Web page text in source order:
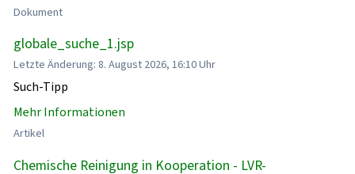
Dokument
globale_suche_1.jsp
Letzte Änderung: 8. August 2026, 16:10 Uhr
Such-Tipp
Mehr Informationen
Artikel
Chemische Reinigung in Kooperation - LVR-